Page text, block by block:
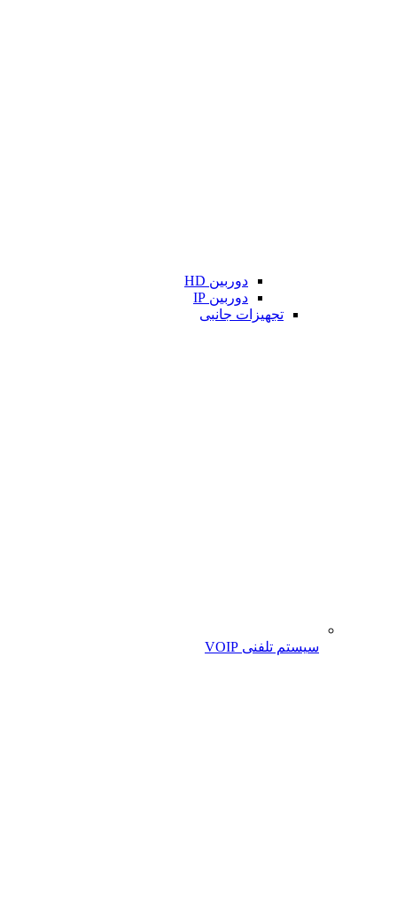
دوربین HD
دوربین IP
تجهیزات جانبی
سیستم تلفنی VOIP